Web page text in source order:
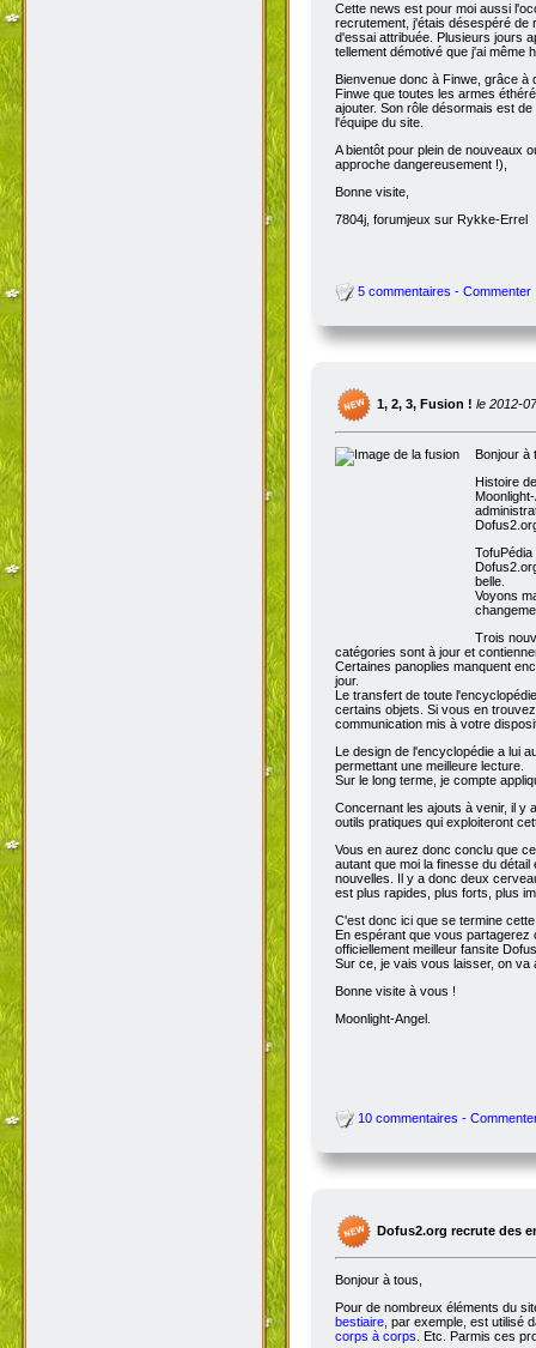
Cette news est pour moi aussi
recrutement, j'étais désespéré de
d'essai attribuée. Plusieurs jours
tellement démotivé que j'ai même
Bienvenue donc à Finwe, grâce
Finwe que toutes les armes
ajouter. Son rôle désormais est
l'équipe du site.
A bientôt pour plein de nouveaux
approche dangereusement !),
Bonne visite,
7804j, forumjeux sur Rykke-Errel
5 commentaires - Commenter
1, 2, 3, Fusion ! le 2012-
Bonjour à
Histoire
belle.
Voyons
Trois
catégories sont à jour et
Certaines panoplies manquent
jour.
Le transfert de toute
certains objets. Si vous en
communication mis à votre
Le design de l'encyclopédie a lui
permettant une meilleure lecture.
Sur le long terme, je compte
Concernant les ajouts à venir, il y
outils pratiques qui exploiteront
Vous en aurez donc conclu que
autant que moi la finesse du
nouvelles. Il y a donc deux
est plus rapides, plus forts, plus
C'est donc ici que se termine
En espérant que vous
officiellement meilleur fansite
Sur ce, je vais vous laisser, on va
Bonne visite à vous !
Moonlight-Angel.
10 commentaires -
Dofus2.org recrute des
Bonjour à tous,
Pour de nombreux éléments du
bestiaire, par exemple, est utilisé
corps à corps. Etc. Parmis ces